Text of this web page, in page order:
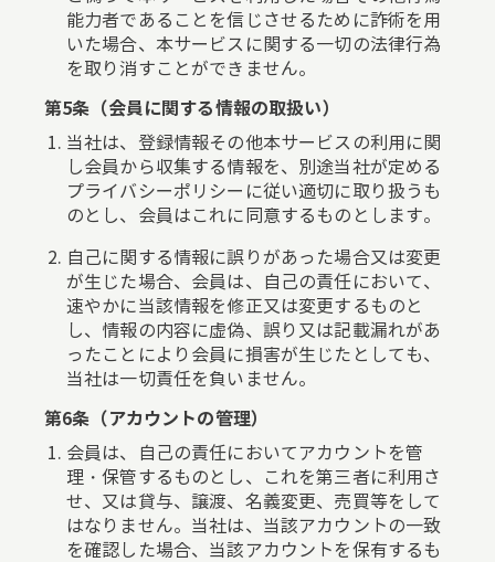
能力者であることを信じさせるために詐術を用
いた場合、本サービスに関する一切の法律行為
を取り消すことができません。
第5条（会員に関する情報の取扱い）
当社は、登録情報その他本サービスの利用に関
し会員から収集する情報を、別途当社が定める
プライバシーポリシーに従い適切に取り扱うも
のとし、会員はこれに同意するものとします。
自己に関する情報に誤りがあった場合又は変更
が生じた場合、会員は、自己の責任において、
速やかに当該情報を修正又は変更するものと
し、情報の内容に虚偽、誤り又は記載漏れがあ
ったことにより会員に損害が生じたとしても、
当社は一切責任を負いません。
第6条（アカウントの管理）
会員は、自己の責任においてアカウントを管
理・保管するものとし、これを第三者に利用さ
せ、又は貸与、譲渡、名義変更、売買等をして
はなりません。当社は、当該アカウントの一致
を確認した場合、当該アカウントを保有するも